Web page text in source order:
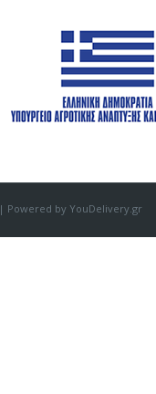
| Powered by YouDelivery.gr